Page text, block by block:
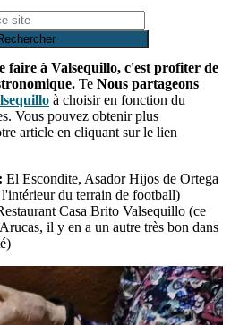
faire à Valsequillo, c'est profiter de
Te Nous partageons
à choisir en fonction du
Vous pouvez obtenir plus
article en cliquant sur le lien
El Escondite, Asador Hijos de Ortega
du terrain de football)
Casa Brito Valsequillo (ce
il y en a un autre très bon dans